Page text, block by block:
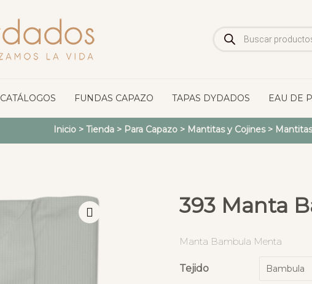
de
productos
CATÁLOGOS FUNDAS CAPAZO TAPAS DYDADOS EAU DE
Inicio> Tienda> Para Capazo> Mantitas y Cojines>
393 Manta
Manta Bambula Menta
Tejido